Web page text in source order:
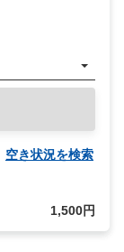
空き状況を検索
1,500円